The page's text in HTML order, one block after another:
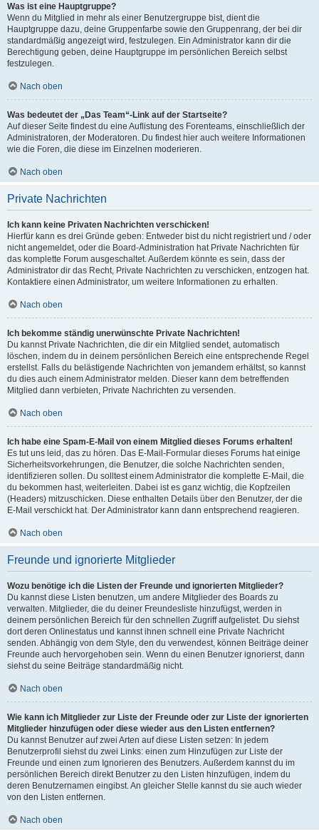
Was ist eine Hauptgruppe?
Wenn du Mitglied in mehr als einer Benutzergruppe bist, dient die
Hauptgruppe dazu, deine Gruppenfarbe sowie den Gruppenrang, der bei dir
standardmäßig angezeigt wird, festzulegen. Ein Administrator kann dir die
Berechtigung geben, deine Hauptgruppe im persönlichen Bereich selbst
festzulegen.
Nach oben
Was bedeutet der „Das Team“-Link auf der Startseite?
Auf dieser Seite findest du eine Auflistung des Forenteams, einschließlich der
Administratoren, der Moderatoren. Du findest hier auch weitere Informationen
wie die Foren, die diese im Einzelnen moderieren.
Nach oben
Private Nachrichten
Ich kann keine Privaten Nachrichten verschicken!
Hierfür kann es drei Gründe geben: Entweder bist du nicht registriert und / oder
nicht angemeldet, oder die Board-Administration hat Private Nachrichten für
das komplette Forum ausgeschaltet. Außerdem könnte es sein, dass der
Administrator dir das Recht, Private Nachrichten zu verschicken, entzogen hat.
Kontaktiere einen Administrator, um weitere Informationen zu erhalten.
Nach oben
Ich bekomme ständig unerwünschte Private Nachrichten!
Du kannst Private Nachrichten, die dir ein Mitglied sendet, automatisch
löschen, indem du in deinem persönlichen Bereich eine entsprechende Regel
erstellst. Falls du belästigende Nachrichten von jemandem erhältst, so kannst
du dies auch einem Administrator melden. Dieser kann dem betreffenden
Mitglied dann verbieten, Private Nachrichten zu versenden.
Nach oben
Ich habe eine Spam-E-Mail von einem Mitglied dieses Forums erhalten!
Es tut uns leid, das zu hören. Das E-Mail-Formular dieses Forums hat einige
Sicherheitsvorkehrungen, die Benutzer, die solche Nachrichten senden,
identifizieren sollen. Du solltest einem Administrator die komplette E-Mail, die
du bekommen hast, weiterleiten. Dabei ist es ganz wichtig, die Kopfzeilen
(Headers) mitzuschicken. Diese enthalten Details über den Benutzer, der die
E-Mail verschickt hat. Der Administrator kann dann entsprechend reagieren.
Nach oben
Freunde und ignorierte Mitglieder
Wozu benötige ich die Listen der Freunde und ignorierten Mitglieder?
Du kannst diese Listen benutzen, um andere Mitglieder des Boards zu
verwalten. Mitglieder, die du deiner Freundesliste hinzufügst, werden in
deinem persönlichen Bereich für den schnellen Zugriff aufgelistet. Du siehst
dort deren Onlinestatus und kannst ihnen schnell eine Private Nachricht
senden. Abhängig von dem Style, den du verwendest, können Beiträge deiner
Freunde auch hervorgehoben sein. Wenn du einen Benutzer ignorierst, dann
siehst du seine Beiträge standardmäßig nicht.
Nach oben
Wie kann ich Mitglieder zur Liste der Freunde oder zur Liste der ignorierten
Mitglieder hinzufügen oder diese wieder aus den Listen entfernen?
Du kannst Benutzer auf zwei Arten auf diese Listen setzen: In jedem
Benutzerprofil siehst du zwei Links: einen zum Hinzufügen zur Liste der
Freunde und einen zum Ignorieren des Benutzers. Außerdem kannst du im
persönlichen Bereich direkt Benutzer zu den Listen hinzufügen, indem du
deren Benutzernamen eingibst. An gleicher Stelle kannst du sie auch wieder
von den Listen entfernen.
Nach oben